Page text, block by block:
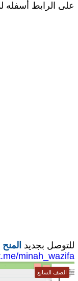
على الرابط أسفله
للتوصل بجديد
minah_wazifa
الصف السابع